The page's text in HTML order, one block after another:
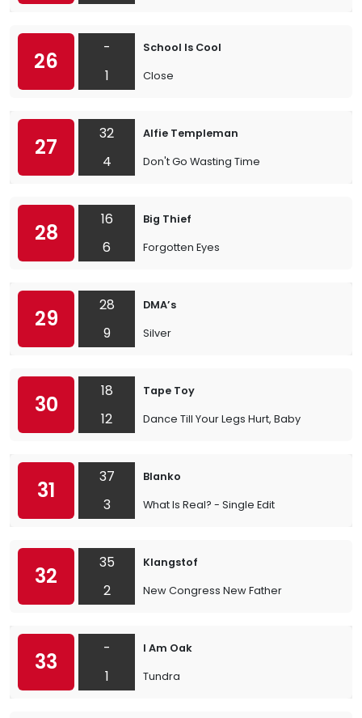
26
-
1
School Is Cool
Close
27
32
4
Alfie Templeman
Don't Go Wasting Time
28
16
6
Big Thief
Forgotten Eyes
29
28
9
DMA’s
Silver
30
18
12
Tape Toy
Dance Till Your Legs Hurt, Baby
31
37
3
Blanko
What Is Real? - Single Edit
32
35
2
Klangstof
New Congress New Father
33
-
1
I Am Oak
Tundra